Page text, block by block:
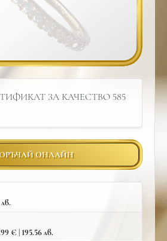
ЗА КАЧЕСТВО 585
ОНЛАЙН
€ | 195.56 лв.